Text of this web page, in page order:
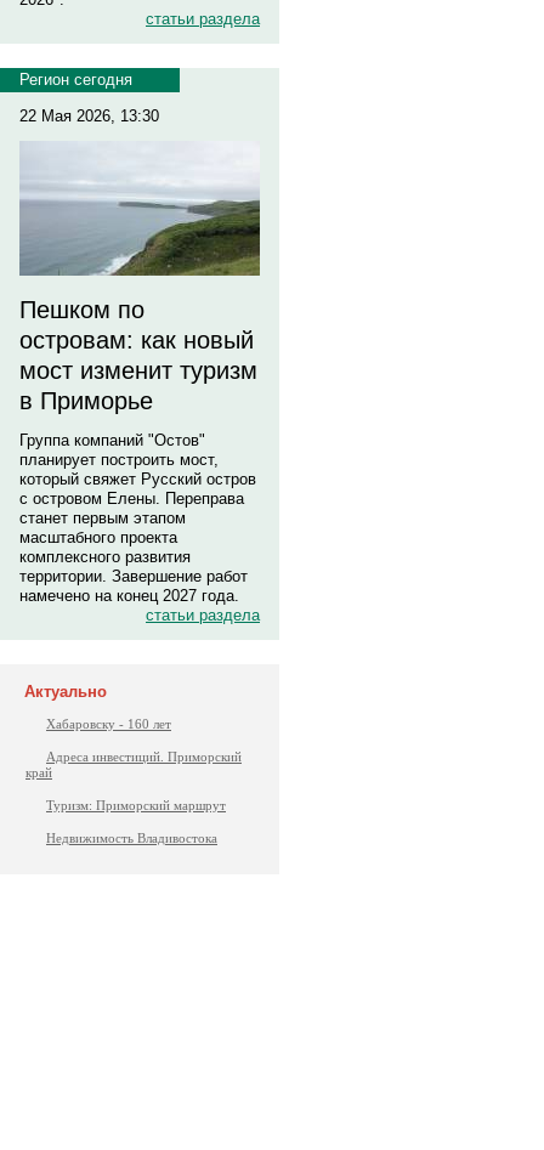
статьи раздела
Регион сегодня
22 Мая 2026, 13:30
Пешком по
островам: как новый
мост изменит туризм
в Приморье
Группа компаний "Остов"
планирует построить мост,
который свяжет Русский остров
с островом Елены. Переправа
станет первым этапом
масштабного проекта
комплексного развития
территории. Завершение работ
намечено на конец 2027 года.
статьи раздела
Актуально
Хабаровску - 160 лет
Адреса инвестиций. Приморский
край
Туризм: Приморский маршрут
Недвижимость Владивостока